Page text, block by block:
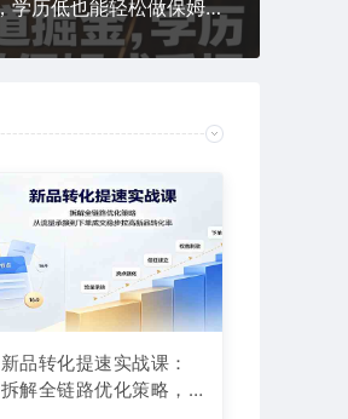
考研细分赛道掘金，日入1k+，学历低也能轻松做保姆式手把手教学，不做真的亏大了【揭秘】
新品转化提速实战课：
拆解全链路优化策略，